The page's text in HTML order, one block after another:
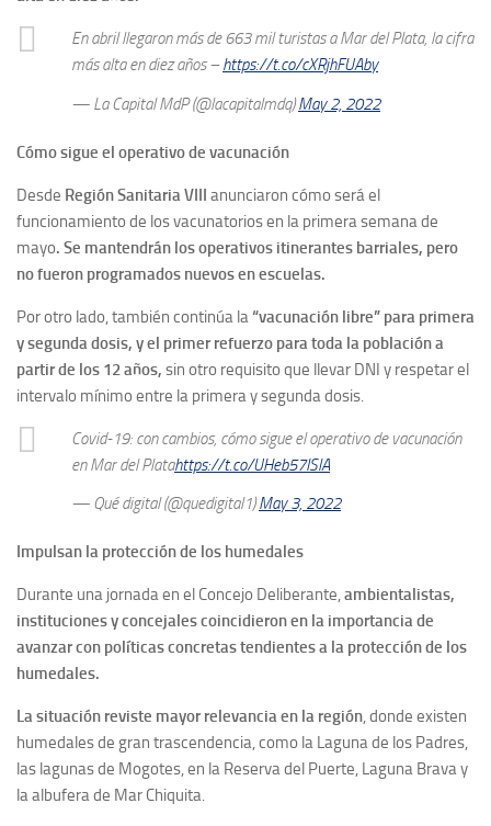
En abril llegaron más de 663 mil turistas a Mar del Plata, la cifra
más alta en diez años –https://t.co/cXRjhFUAby
— La Capital MdP (@lacapitalmdq)May 2, 2022
Cómo sigue el operativo de vacunación
Desde Región Sanitaria VIII anunciaron cómo será el
funcionamiento de los vacunatorios en la primera semana de
mayo. Se mantendrán los operativos itinerantes barriales, pero
no fueron programados nuevos en escuelas.
Por otro lado, también continúa la“vacunación libre” para primera
y segunda dosis, y el primer refuerzo para toda la población a
partir de los 12 años, sin otro requisito que llevar DNI y respetar el
intervalo mínimo entre la primera y segunda dosis.
Covid-19: con cambios, cómo sigue el operativo de vacunación
en Mar del Platahttps://t.co/UHeb57ISlA
— Qué digital (@quedigital1)May 3, 2022
Impulsan la protección de los humedales
Durante una jornada en el Concejo Deliberante,ambientalistas,
instituciones y concejales coincidieron en la importancia de
avanzar con políticas concretas tendientes a la protección de los
humedales.
La situación reviste mayor relevancia en la región, donde existen
humedales de gran trascendencia, como la Laguna de los Padres,
las lagunas de Mogotes, en la Reserva del Puerte, Laguna Brava y
la albufera de Mar Chiquita.